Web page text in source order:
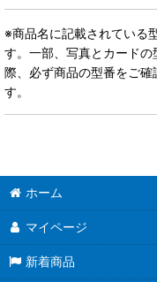
※商品名に記載されている
す。一部、写真とカード
際、必ず商品の型番をご
す。
ホーム
マイページ
新着商品